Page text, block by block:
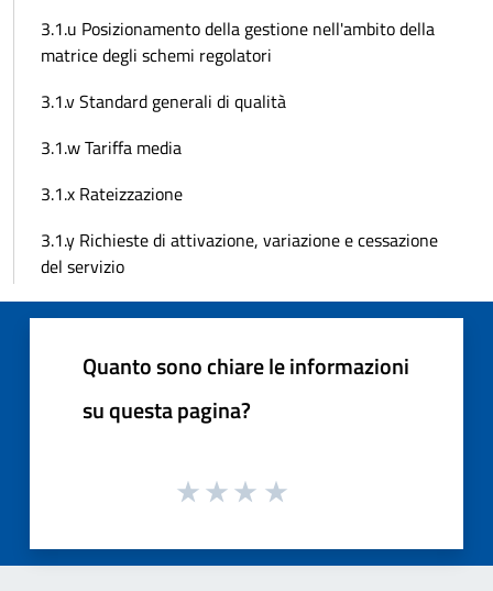
3.1.u Posizionamento della gestione nell'ambito della
matrice degli schemi regolatori
3.1.v Standard generali di qualità
3.1.w Tariffa media
3.1.x Rateizzazione
3.1.y Richieste di attivazione, variazione e cessazione
del servizio
Quanto sono chiare le informazioni
su questa pagina?